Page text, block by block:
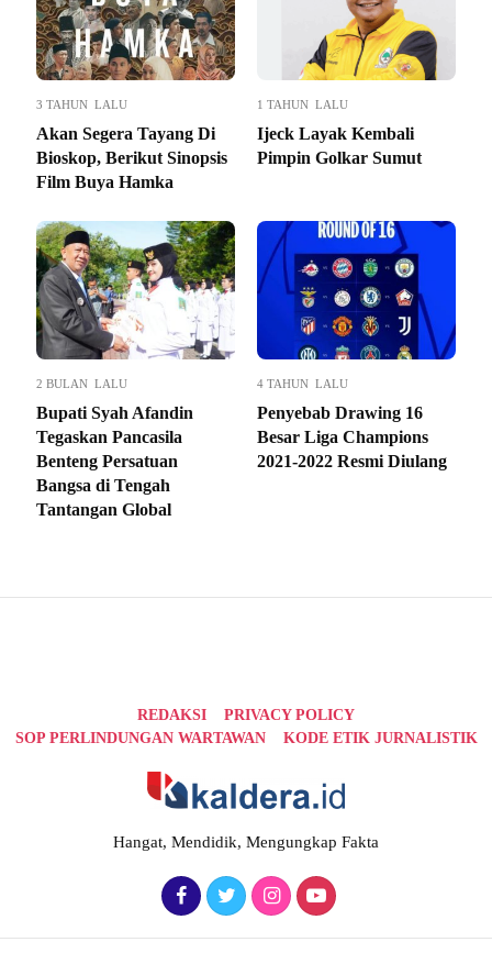
3 TAHUN LALU
Akan Segera Tayang Di
Bioskop, Berikut Sinopsis
Film Buya Hamka
1 TAHUN LALU
Ijeck Layak Kembali
Pimpin Golkar Sumut
2 BULAN LALU
Bupati Syah Afandin
Tegaskan Pancasila
Benteng Persatuan
Bangsa di Tengah
Tantangan Global
4 TAHUN LALU
Penyebab Drawing 16
Besar Liga Champions
2021-2022 Resmi Diulang
REDAKSI
PRIVACY POLICY
SOP PERLINDUNGAN WARTAWAN
KODE ETIK JURNALISTIK
Hangat, Mendidik, Mengungkap Fakta